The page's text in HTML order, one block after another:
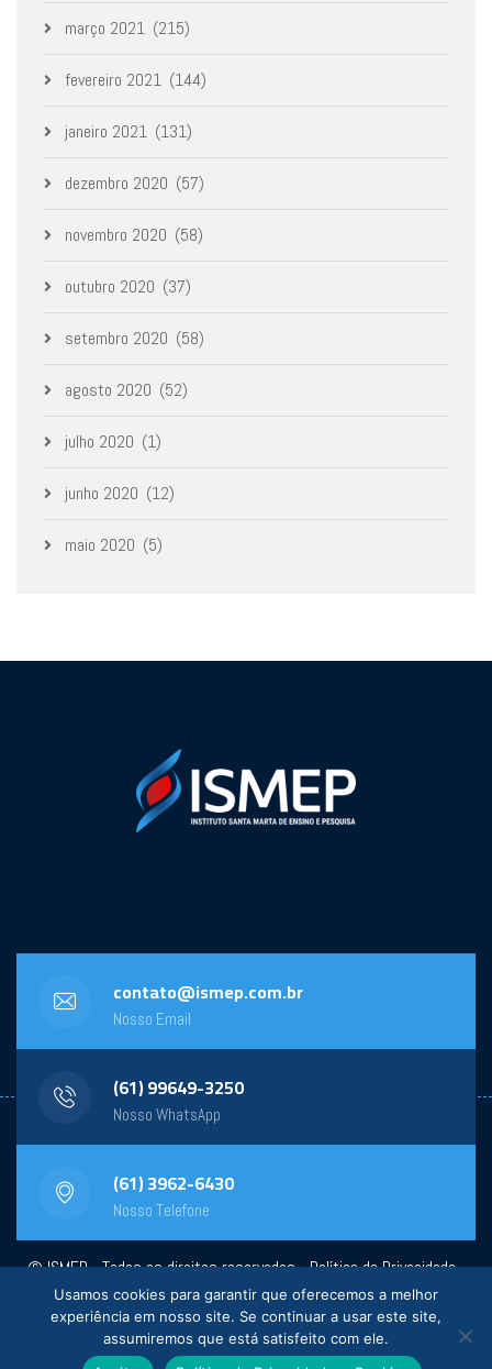
março 2021 (215)
fevereiro 2021 (144)
janeiro 2021 (131)
dezembro 2020 (57)
novembro 2020 (58)
outubro 2020 (37)
setembro 2020 (58)
agosto 2020 (52)
julho 2020 (1)
junho 2020 (12)
maio 2020 (5)
contato@ismep.com.br
Nosso Email
(61) 99649-3250
Nosso WhatsApp
(61) 3962-6430
Nosso Telefone
© ISMEP - Todos os direitos reservados -Política de Privacidade-
Powered by:General Design
Usamos cookies para garantir que oferecemos a melhor
experiência em nosso site. Se continuar a usar este site,
assumiremos que está satisfeito com ele.